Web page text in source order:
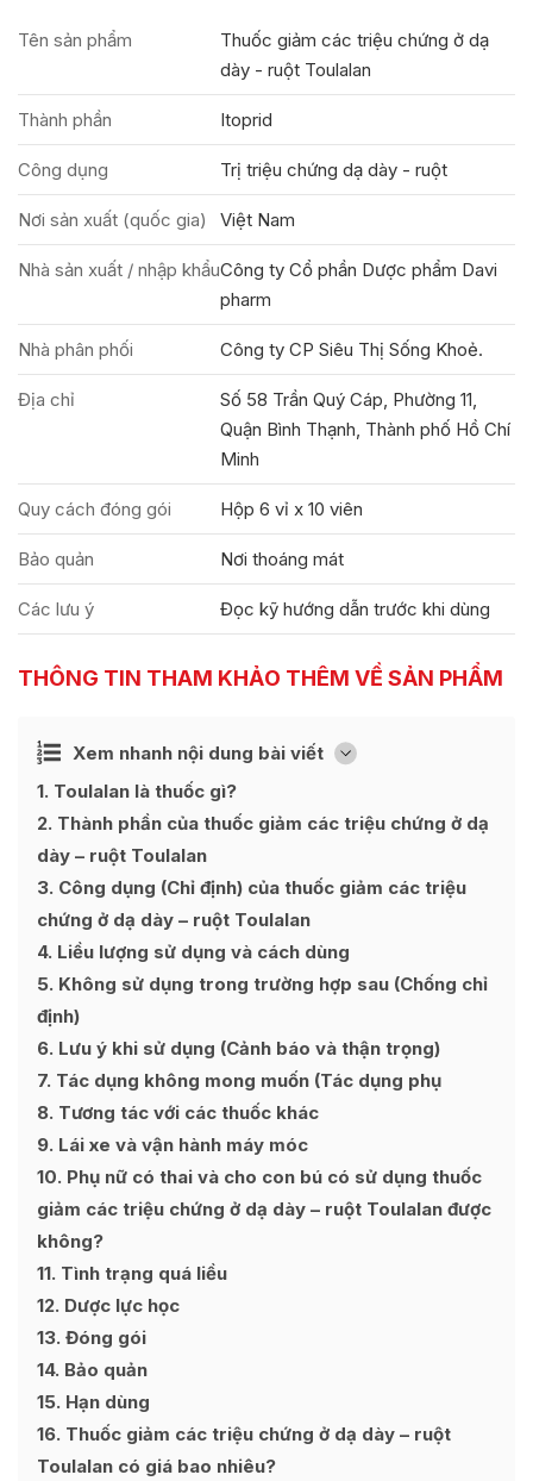
Tên sản phẩm
Thuốc giảm các triệu chứng ở dạ
dày - ruột Toulalan
Thành phần Itoprid
Công dụng Trị triệu chứng dạ dày - ruột
Nơi sản xuất (quốc gia) Việt Nam
Nhà sản xuất / nhập khẩuCông ty Cổ phần Dược phẩm Davi
pharm
Nhà phân phối Công ty CP Siêu Thị Sống Khoẻ.
Địa chỉ
Số 58 Trần Quý Cáp, Phường 11,
Quận Bình Thạnh, Thành phố Hồ Chí
Minh
Quy cách đóng gói Hộp 6 vỉ x 10 viên
Bảo quản Nơi thoáng mát
Các lưu ý Đọc kỹ hướng dẫn trước khi dùng
THÔNG TIN THAM KHẢO THÊM VỀ SẢN PHẨM
Xem nhanh nội dung bài viết [
Ẩn
1 Toulalan là thuốc gì?
2 Thành phần của thuốc giảm các triệu chứng ở dạ
dày – ruột Toulalan
3 Công dụng (Chỉ định) của thuốc giảm các triệu
chứng ở dạ dày – ruột Toulalan
4 Liều lượng sử dụng và cách dùng
5 Không sử dụng trong trường hợp sau (Chống chỉ
định)
6 Lưu ý khi sử dụng (Cảnh báo và thận trọng)
7 Tác dụng không mong muốn (Tác dụng phụ
8 Tương tác với các thuốc khác
9 Lái xe và vận hành máy móc
10 Phụ nữ có thai và cho con bú có sử dụng thuốc
giảm các triệu chứng ở dạ dày – ruột Toulalan được
không?
11 Tình trạng quá liều
12 Dược lực học
13 Đóng gói
14 Bảo quản
15 Hạn dùng
16 Thuốc giảm các triệu chứng ở dạ dày – ruột
Toulalan có giá bao nhiêu?